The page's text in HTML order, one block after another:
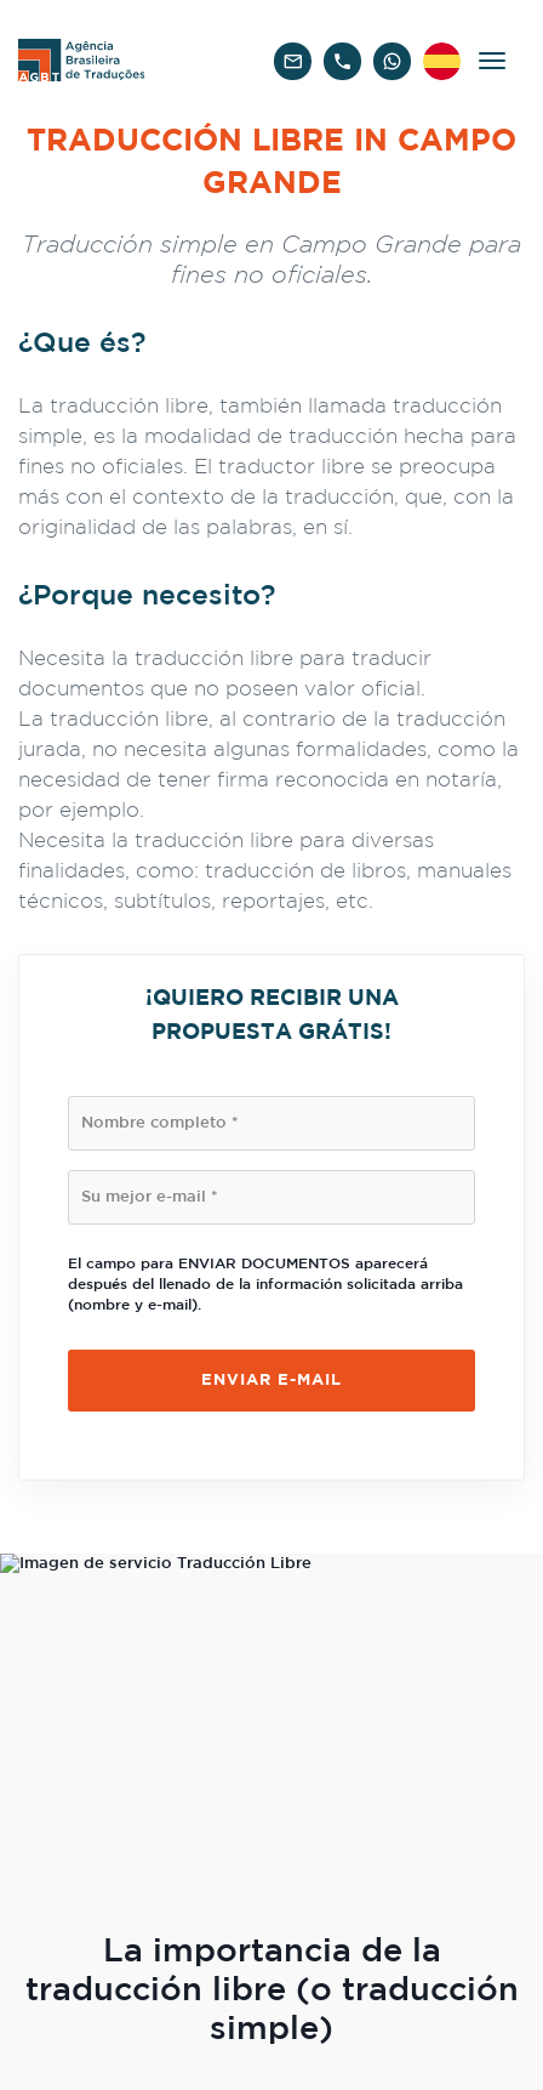
TRADUCCIÓN LIBRE IN CAMPO
GRANDE
Traducción simple en Campo Grande para
fines no oficiales.
¿Que és?
La traducción libre, también llamada traducción
simple, es la modalidad de traducción hecha para
fines no oficiales. El traductor libre se preocupa
más con el contexto de la traducción, que, con la
originalidad de las palabras, en sí.
¿Porque necesito?
Necesita la traducción libre para traducir
documentos que no poseen valor oficial.
La traducción libre, al contrario de la traducción
jurada, no necesita algunas formalidades, como la
necesidad de tener firma reconocida en notaría,
por ejemplo.
Necesita la traducción libre para diversas
finalidades, como: traducción de libros, manuales
técnicos, subtítulos, reportajes, etc.
¡QUIERO RECIBIR UNA
PROPUESTA GRÁTIS!
El campo para ENVIAR DOCUMENTOS aparecerá
después del llenado de la información solicitada arriba
(nombre y e-mail).
La importancia de la
traducción libre (o traducción
simple)